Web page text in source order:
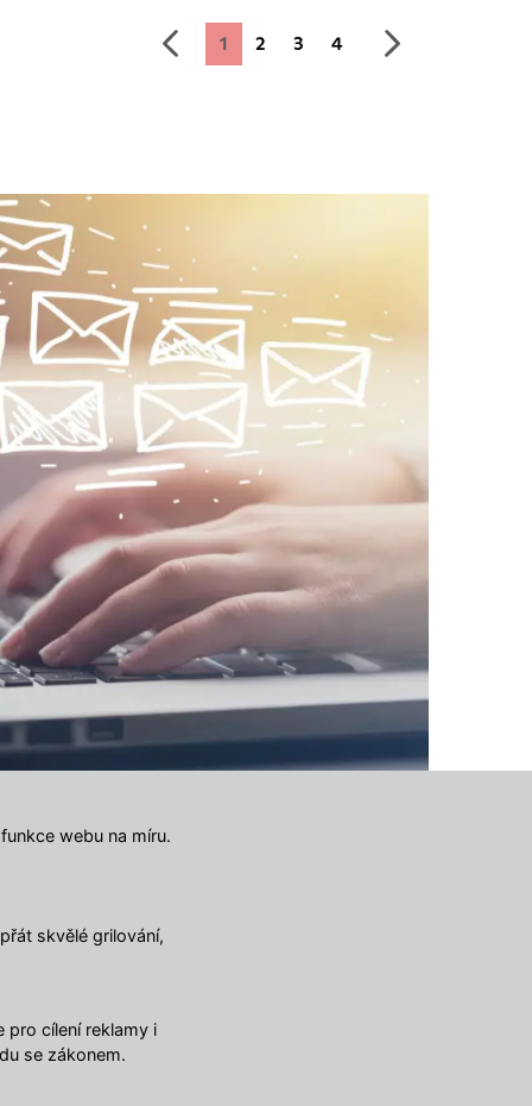
webu na míru.
skvělé grilování,
pro cílení reklamy i
se zákonem.
předchozí
1 2 3 4